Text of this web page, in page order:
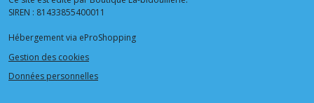
SIREN : 81433855400011
Hébergement via eProShopping
Gestion des cookies
Données personnelles